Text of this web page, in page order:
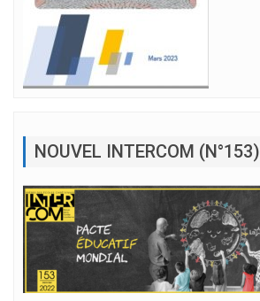
NOUVEL INTERCOM (N°153)